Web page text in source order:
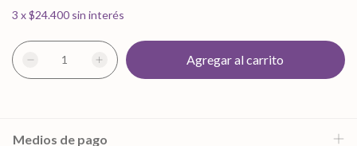
3 x$24.400 sin interés
Medios de pago